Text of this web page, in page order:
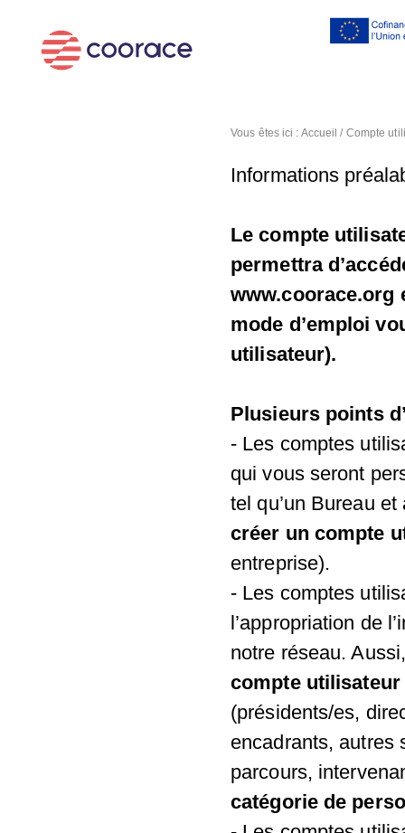
Vous êtes ici : Accueil / Compte
Informations
Le compte
permettra
www.coorace.org
mode d’emploi
utilisateur).
Plusieurs points
- Les comptes
qui vous seront
tel qu’un Bureau
créer un compte
entreprise).
- Les comptes
l’appropriation de
notre réseau.
compte utilisateur
(présidents/es,
encadrants, autres
parcours,
catégorie de